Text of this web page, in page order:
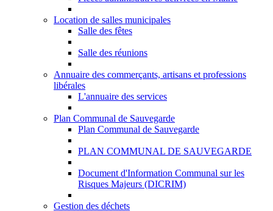
Location de salles municipales
Salle des fêtes
Salle des réunions
Annuaire des commerçants, artisans et professions
libérales
L'annuaire des services
Plan Communal de Sauvegarde
Plan Communal de Sauvegarde
PLAN COMMUNAL DE SAUVEGARDE
Document d'Information Communal sur les
Risques Majeurs (DICRIM)
Gestion des déchets